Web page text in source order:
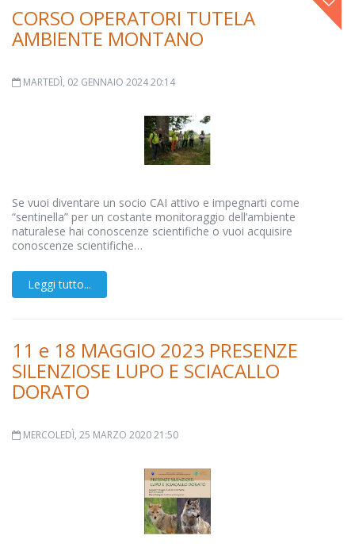
CORSO OPERATORI TUTELA
AMBIENTE MONTANO
MARTEDÌ, 02 GENNAIO 2024 20:14
Se vuoi diventare un socio CAI attivo e impegnarti come
“sentinella” per un costante monitoraggio dell’ambiente
naturalese hai conoscenze scientifiche o vuoi acquisire
conoscenze scientifiche…
Leggi tutto...
11 e 18 MAGGIO 2023 PRESENZE
SILENZIOSE LUPO E SCIACALLO
DORATO
MERCOLEDÌ, 25 MARZO 2020 21:50